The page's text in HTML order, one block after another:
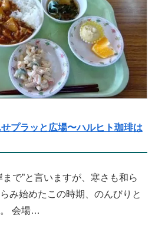
プラッと広場〜ハルヒト珈琲は
まで”と言いますが、寒さも和ら
み始めたこの時期、のんびりと
会場…